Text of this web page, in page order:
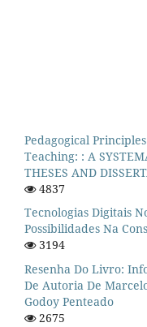
Pedagogical
Teaching: : A
THESES AND
4837
Tecnologias Digitais
Possibilidades Na
3194
Resenha Do Livro:
De Autoria De
Godoy Penteado
2675